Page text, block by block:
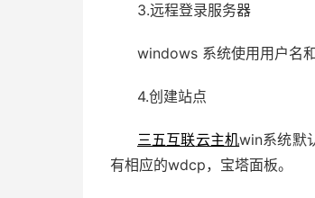
3.远程登录服务器
windows 系统使用用户名
4.创建站点
三五互联云主机win系统默
有相应的wdcp，宝塔面板。